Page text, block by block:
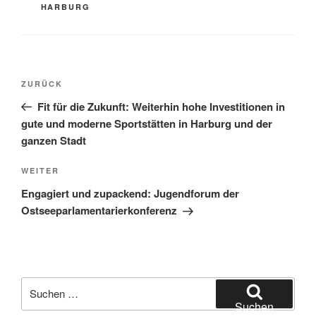
HARBURG
Beitragsnavigation
Vorheriger
Beitrag
ZURÜCK
Fit für die Zukunft: Weiterhin hohe Investitionen in
gute und moderne Sportstätten in Harburg und der
ganzen Stadt
Nächster
Beitrag
WEITER
Engagiert und zupackend: Jugendforum der
Ostseeparlamentarierkonferenz
nach:
Suchen